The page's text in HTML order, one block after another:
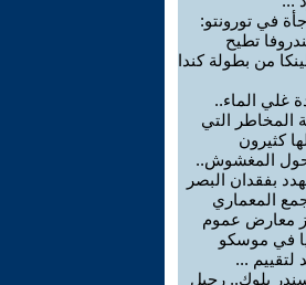
في تورونتو:
تطيح
من بطولة كندا
غلي الماء..
المخاطر التي
كثيرون
المغشوش..
بفقدان البصر
المعماري
معارض عموم
في موسكو
لتقييم ...
بلوك.. رحيل